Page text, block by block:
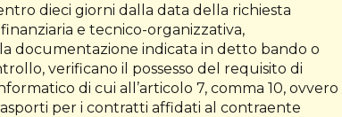
dieci giorni dalla data della richiesta
e tecnico-organizzativa,
documentazione indicata in detto bando o
verificano il possesso del requisito di
di cui all’articolo 7, comma 10, ovvero
per i contratti affidati al contraente